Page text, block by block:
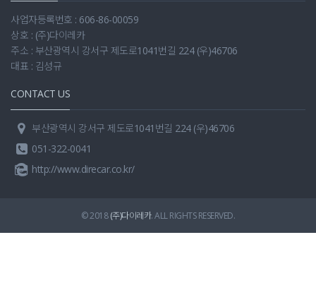
사업자등록번호 : 606-86-00059
상호 : (주)다이레카
주소 : 부산광역시 강서구 제도로1041번길 224 (우)46706
대표 : 김성규
CONTACT US
부산광역시 강서구 제도로1041번길 224 (우)46706
051-322-0041
http://www.direcar.co.kr/
© 2018(주)다이레카. ALL RIGHTS RESERVED.